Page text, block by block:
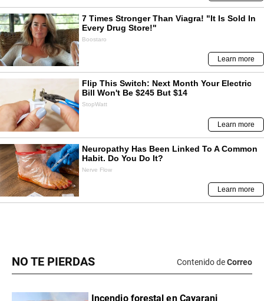
NO TE PIERDAS Contenido deCorreo
Incendio forestal en Cayarani